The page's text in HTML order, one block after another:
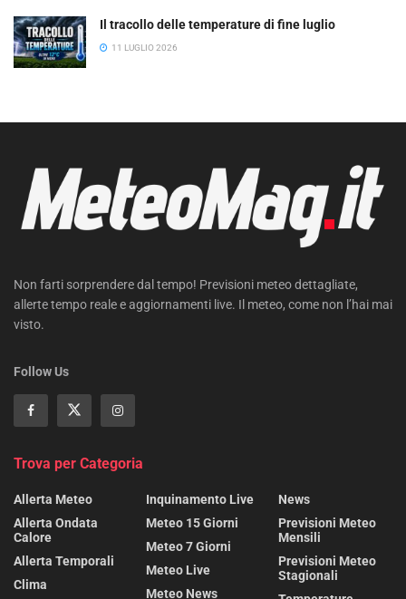
Il tracollo delle temperature di fine luglio
11 LUGLIO 2026
Non farti sorprendere dal tempo! Previsioni meteo dettagliate,
allerte tempo reale e aggiornamenti live. Il meteo, come non l’hai mai
visto.
Follow Us
Trova per Categoria
Allerta Meteo
Allerta Ondata
Calore
Allerta Temporali
Clima
Inquinamento Live
Meteo 15 Giorni
Meteo 7 Giorni
Meteo Live
Meteo News
News
Previsioni Meteo
Mensili
Previsioni Meteo
Stagionali